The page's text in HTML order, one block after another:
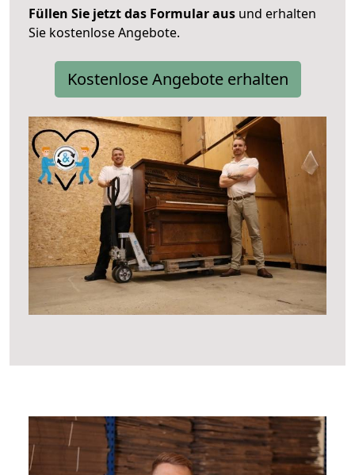
Füllen Sie jetzt das Formular aus und erhalten
Sie kostenlose Angebote.
Kostenlose Angebote erhalten